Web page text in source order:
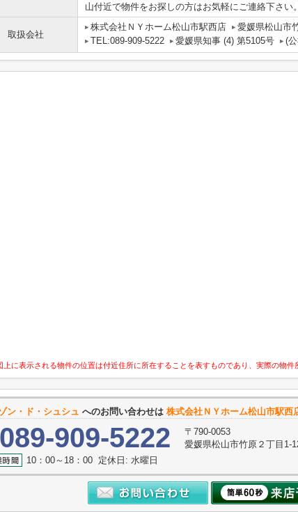
山付近で物件をお探しの方はお気軽にご連絡下さい。
取扱会社
株式会社ＮＹホーム松山市駅西店
愛媛県松山市
TEL:089-909-5222
愛媛県知事 (4) 第5105号 (
に表示される物件の位置は付近住所に所在することを表すものであり、実際の物件
ン・ド・シュシュ へのお問い合わせは 株式会社ＮＹホーム松山市駅西
909-5222
〒790-0053
愛媛県松山市竹原２丁目1-
10：00～18：00 定休日: 水曜日